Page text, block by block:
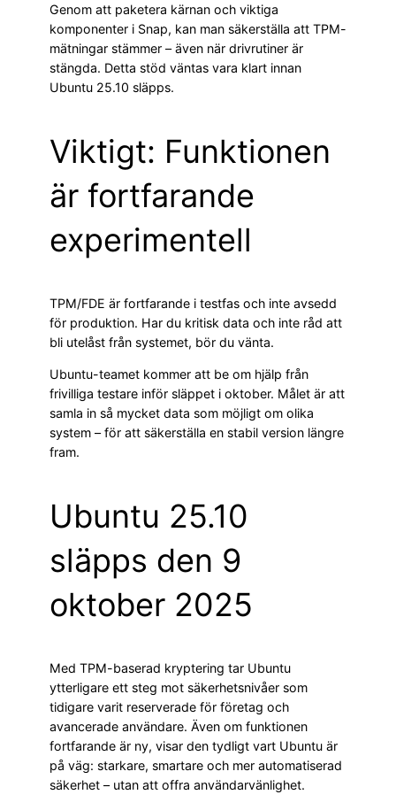
Genom att paketera kärnan och viktiga
komponenter i Snap, kan man säkerställa att TPM-
mätningar stämmer – även när drivrutiner är
stängda. Detta stöd väntas vara klart innan
Ubuntu 25.10 släpps.
Viktigt: Funktionen
är fortfarande
experimentell
TPM/FDE är fortfarande i testfas och inte avsedd
för produktion. Har du kritisk data och inte råd att
bli utelåst från systemet, bör du vänta.
Ubuntu-teamet kommer att be om hjälp från
frivilliga testare inför släppet i oktober. Målet är att
samla in så mycket data som möjligt om olika
system – för att säkerställa en stabil version längre
fram.
Ubuntu 25.10
släpps den 9
oktober 2025
Med TPM-baserad kryptering tar Ubuntu
ytterligare ett steg mot säkerhetsnivåer som
tidigare varit reserverade för företag och
avancerade användare. Även om funktionen
fortfarande är ny, visar den tydligt vart Ubuntu är
på väg: starkare, smartare och mer automatiserad
säkerhet – utan att offra användarvänlighet.